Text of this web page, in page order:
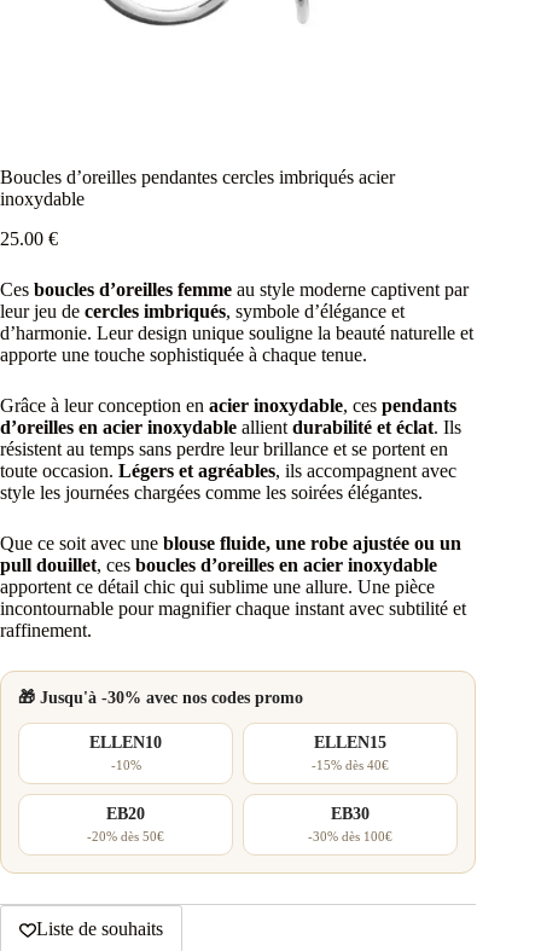
Boucles d’oreilles pendantes cercles imbriqués acier
inoxydable
25.00 €
Ces boucles d’oreilles femme au style moderne captivent par
leur jeu de cercles imbriqués, symbole d’élégance et
d’harmonie. Leur design unique souligne la beauté naturelle et
apporte une touche sophistiquée à chaque tenue.
Grâce à leur conception en acier inoxydable, ces pendants
d’oreilles en acier inoxydable allient durabilité et éclat. Ils
résistent au temps sans perdre leur brillance et se portent en
toute occasion. Légers et agréables, ils accompagnent avec
style les journées chargées comme les soirées élégantes.
Que ce soit avec une blouse fluide, une robe ajustée ou un
pull douillet, ces boucles d’oreilles en acier inoxydable
apportent ce détail chic qui sublime une allure. Une pièce
incontournable pour magnifier chaque instant avec subtilité et
raffinement.
🎁 Jusqu'à -30% avec nos codes promo
ELLEN10
-10%
ELLEN15
-15% dès 40€
EB20
-20% dès 50€
EB30
-30% dès 100€
Liste de souhaits